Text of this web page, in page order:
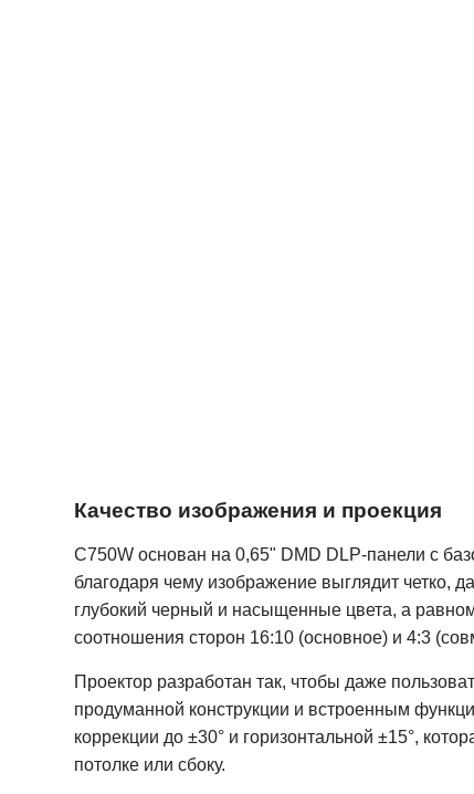
Качество изображения и проекция
C750W основан на 0,65" DMD DLP-панели с
благодаря чему изображение выглядит четко,
глубокий черный и насыщенные цвета, а
соотношения сторон 16:10 (основное) и 4:3
Проектор разработан так, чтобы даже
продуманной конструкции и встроенным
коррекции до ±30° и горизонтальной ±15°,
потолке или сбоку.